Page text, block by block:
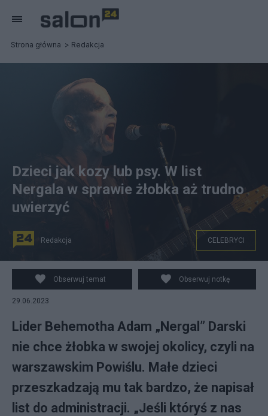
Strona główna Redakcja
Adam Nergal Darski. Fot. Grywnn/CC BY 3.0
Dzieci jak kozy lub psy. W list
Nergala w sprawie żłobka aż trudno
uwierzyć
Redakcja CELEBRYCI
Obserwuj temat Obserwuj notkę
29.06.2023
Lider Behemotha Adam „Nergal” Darski
nie chce żłobka w swojej okolicy, czyli na
warszawskim Powiślu. Małe dzieci
przeszkadzają mu tak bardzo, że napisał
list do administracji. „Jeśli któryś z nas